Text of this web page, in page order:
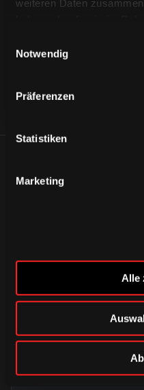
weiteren Daten
Notwendig
Präferenzen
Statistiken
Marketing
Alle